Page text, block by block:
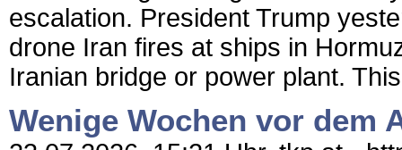
escalation. President Trump
drone Iran fires at ships in
Iranian bridge or power plant.
Wenige Wochen vor dem